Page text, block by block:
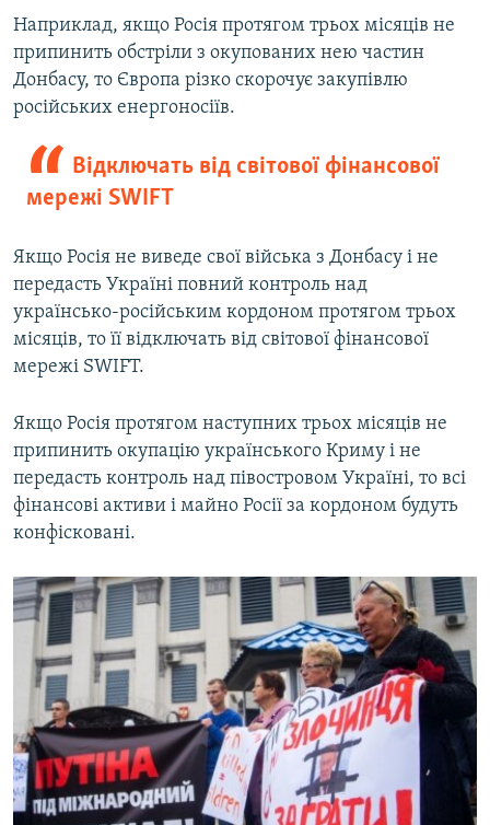
Наприклад, якщо Росія протягом трьох місяців не
припинить обстріли з окупованих нею частин
Донбасу, то Європа різко скорочує закупівлю
російських енергоносіїв.
Відключать від світової фінансової
мережі SWIFT
Якщо Росія не виведе свої війська з Донбасу і не
передасть Україні повний контроль над
українсько-російським кордоном протягом трьох
місяців, то її відключать від світової фінансової
мережі SWIFT.
Якщо Росія протягом наступних трьох місяців не
припинить окупацію українського Криму і не
передасть контроль над півостровом Україні, то всі
фінансові активи і майно Росії за кордоном будуть
конфісковані.